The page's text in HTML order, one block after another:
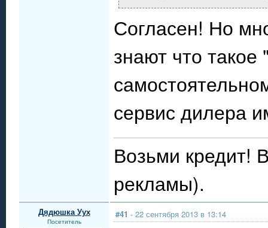
Согласен! Но
знают что
сервис дилера
Возьми кредит!
рекламы).
Дядюшка Уух
Посетитель
#41 - 22 сентября 2013 в 13:14